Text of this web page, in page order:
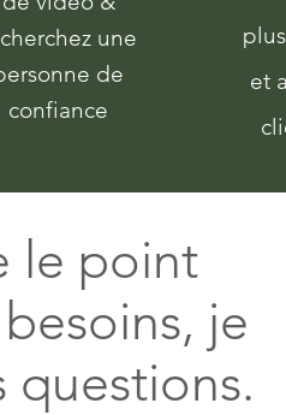
une
de
confiance
et
le point
je
questions.